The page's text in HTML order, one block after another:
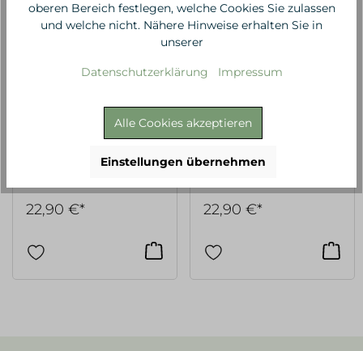
Eye special türkis blau
22,90 €*
BELLADONNA
Eye special türkis
magenta
22,90 €*
oberen Bereich festlegen, welche Cookies Sie zulassen
und welche nicht. Nähere Hinweise erhalten Sie in
unserer
Datenschutzerklärung Impressum
Alle Cookies akzeptieren
Einstellungen übernehmen